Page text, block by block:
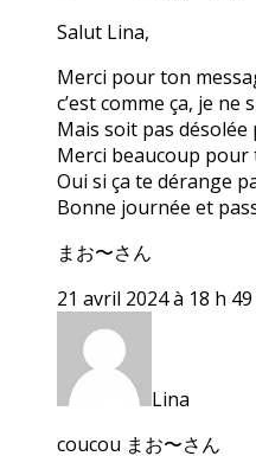
Salut Lina,
Merci pour ton
c’est comme ça, je ne
Mais soit pas
Merci beaucoup pour
Oui si ça te dérange
Bonne journée et
まお〜さん
21 avril 2024 à 18 h
Lina
coucou まお〜さん